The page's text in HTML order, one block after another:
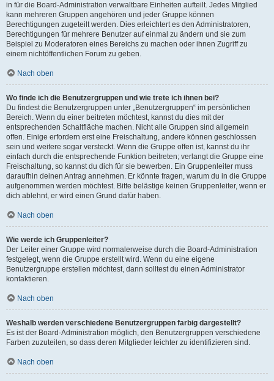
in für die Board-Administration verwaltbare Einheiten aufteilt. Jedes Mitglied
kann mehreren Gruppen angehören und jeder Gruppe können
Berechtigungen zugeteilt werden. Dies erleichtert es den Administratoren,
Berechtigungen für mehrere Benutzer auf einmal zu ändern und sie zum
Beispiel zu Moderatoren eines Bereichs zu machen oder ihnen Zugriff zu
einem nichtöffentlichen Forum zu geben.
Nach oben
Wo finde ich die Benutzergruppen und wie trete ich ihnen bei?
Du findest die Benutzergruppen unter „Benutzergruppen“ im persönlichen
Bereich. Wenn du einer beitreten möchtest, kannst du dies mit der
entsprechenden Schaltfläche machen. Nicht alle Gruppen sind allgemein
offen. Einige erfordern erst eine Freischaltung, andere können geschlossen
sein und weitere sogar versteckt. Wenn die Gruppe offen ist, kannst du ihr
einfach durch die entsprechende Funktion beitreten; verlangt die Gruppe eine
Freischaltung, so kannst du dich für sie bewerben. Ein Gruppenleiter muss
daraufhin deinen Antrag annehmen. Er könnte fragen, warum du in die Gruppe
aufgenommen werden möchtest. Bitte belästige keinen Gruppenleiter, wenn er
dich ablehnt, er wird einen Grund dafür haben.
Nach oben
Wie werde ich Gruppenleiter?
Der Leiter einer Gruppe wird normalerweise durch die Board-Administration
festgelegt, wenn die Gruppe erstellt wird. Wenn du eine eigene
Benutzergruppe erstellen möchtest, dann solltest du einen Administrator
kontaktieren.
Nach oben
Weshalb werden verschiedene Benutzergruppen farbig dargestellt?
Es ist der Board-Administration möglich, den Benutzergruppen verschiedene
Farben zuzuteilen, so dass deren Mitglieder leichter zu identifizieren sind.
Nach oben